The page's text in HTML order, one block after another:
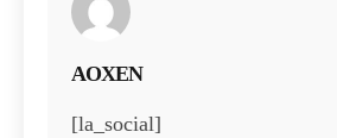
AOXEN
[la_social]